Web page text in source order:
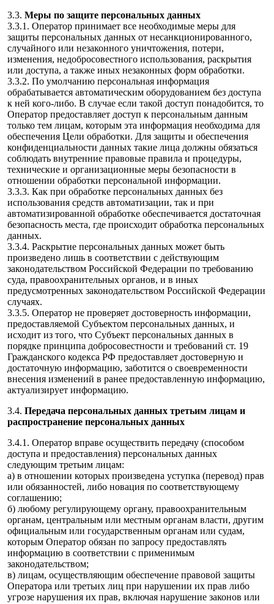
3.3. Меры по защите персональных данных
3.3.1. Оператор принимает все необходимые меры для
защиты персональных данных от несанкционированного,
случайного или незаконного уничтожения, потери,
изменения, недобросовестного использования, раскрытия
или доступа, а также иных незаконных форм обработки.
3.3.2. По умолчанию персональная информация
обрабатывается автоматическим оборудованием без доступа
к ней кого-либо. В случае если такой доступ понадобится, то
Оператор предоставляет доступ к персональным данным
только тем лицам, которым эта информация необходима для
обеспечения Цели обработки. Для защиты и обеспечения
конфиденциальности данных такие лица должны обязаться
соблюдать внутренние правовые правила и процедуры,
технические и организационные меры безопасности в
отношении обработки персональной информации.
3.3.3. Как при обработке персональных данных без
использования средств автоматизации, так и при
автоматизированной обработке обеспечивается достаточная
безопасность места, где происходит обработка персональных
данных.
3.3.4. Раскрытие персональных данных может быть
произведено лишь в соответствии с действующим
законодательством Российской Федерации по требованию
суда, правоохранительных органов, и в иных
предусмотренных законодательством Российской Федерации
случаях.
3.3.5. Оператор не проверяет достоверность информации,
предоставляемой Субъектом персональных данных, и
исходит из того, что Субъект персональных данных в
порядке принципа добросовестности и требований ст. 19
Гражданского кодекса РФ предоставляет достоверную и
достаточную информацию, заботится о своевременности
внесения изменений в ранее предоставленную информацию,
актуализирует информацию.
3.4. Передача персональных данных третьим лицам и
распространение персональных данных
3.4.1. Оператор вправе осуществить передачу (способом
доступа и предоставления) персональных данных
следующим третьим лицам:
а) в отношении которых произведена уступка (перевод) прав
или обязанностей, либо новация по соответствующему
соглашению;
б) любому регулирующему органу, правоохранительным
органам, центральным или местным органам власти, другим
официальным или государственным органам или судам,
которым Оператор обязан по запросу предоставлять
информацию в соответствии с применимым
законодательством;
в) лицам, осуществляющим обеспечение правовой защиты
Оператора или третьих лиц при нарушении их прав либо
угрозе нарушения их прав, включая нарушение законов или